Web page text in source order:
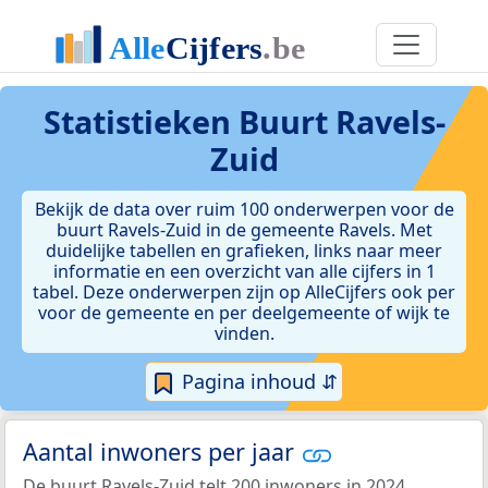
Statistieken Buurt Ravels-
Zuid
Bekijk de data over ruim 100 onderwerpen voor de
buurt Ravels-Zuid in de gemeente Ravels. Met
duidelijke tabellen en grafieken, links naar meer
informatie en een overzicht van alle cijfers in 1
tabel. Deze onderwerpen zijn op AlleCijfers ook per
voor de gemeente en per deelgemeente of wijk te
vinden.
Pagina inhoud ⇵
Aantal inwoners per jaar